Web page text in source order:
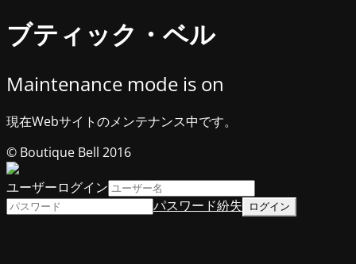
ブティック・ベル
Maintenance mode is on
現在Webサイトのメンテナンス中です。
© Boutique Bell 2016
ユーザーログイン
パスワード紛失